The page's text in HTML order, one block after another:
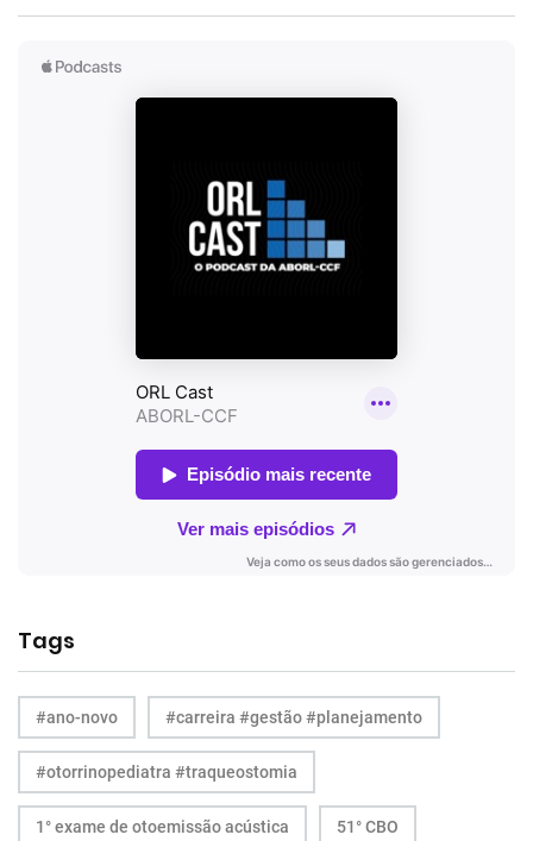
Tags
#ano-novo #carreira #gestão #planejamento
#otorrinopediatra #traqueostomia
1° exame de otoemissão acústica 51° CBO